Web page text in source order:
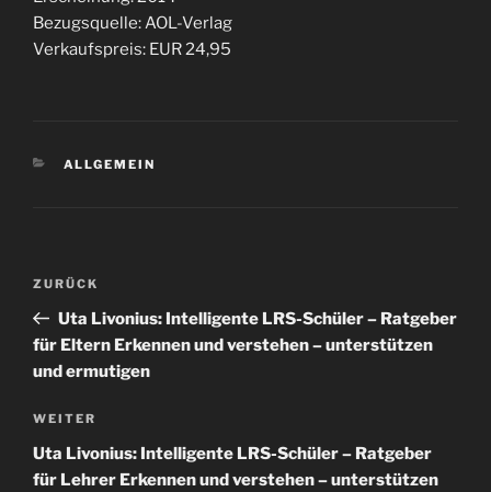
Bezugsquelle: AOL-Verlag
Verkaufspreis: EUR 24,95
KATEGORIEN
ALLGEMEIN
Beitragsnavigation
Vorheriger
Beitrag
ZURÜCK
Uta Livonius: Intelligente LRS-Schüler – Ratgeber
für Eltern Erkennen und verstehen – unterstützen
und ermutigen
Nächster
Beitrag
WEITER
Uta Livonius: Intelligente LRS-Schüler – Ratgeber
für Lehrer Erkennen und verstehen – unterstützen